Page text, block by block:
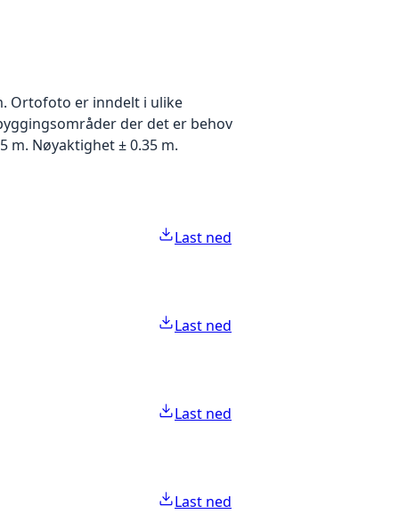
Ortofoto er inndelt i ulike
der det er behov
m. Nøyaktighet ± 0.35 m.
Last ned
Last ned
Last ned
Last ned